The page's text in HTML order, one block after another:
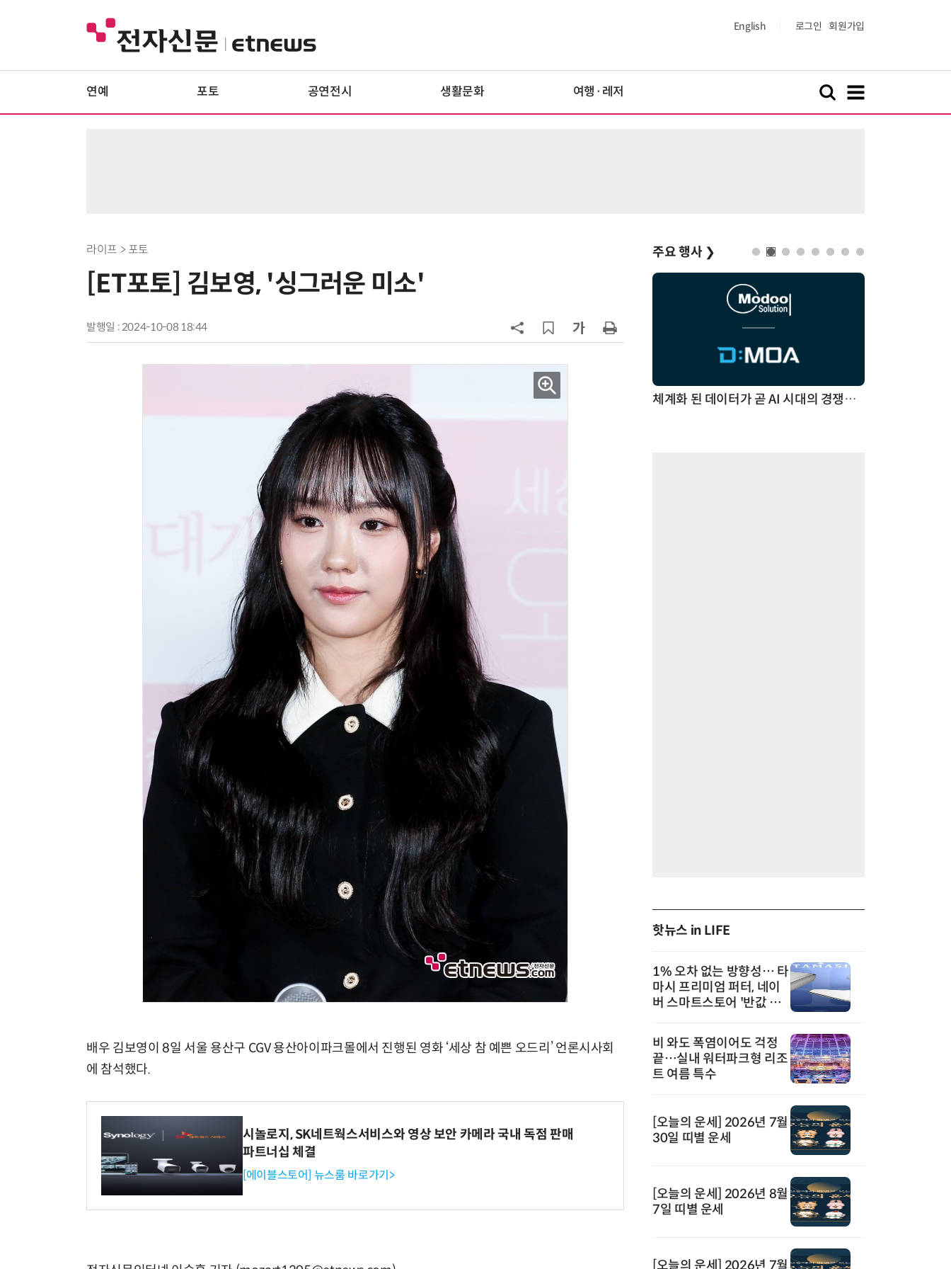
English 로그인 회원가입
연예 포토 공연전시 생활문화 여행·레저
라이프 > 포토
[ET포토] 김보영, '싱그러운 미소'
발행일 : 2024-10-08 18:44
배우 김보영이 8일 서울 용산구 CGV 용산아이파크몰에서 진행된 영화 ‘세상 참 예쁜 오드리’ 언론시사회
에 참석했다.
시놀로지, SK네트웍스서비스와 영상 보안 카메라 국내 독점 판매
파트너십 체결
[에이블스토어] 뉴스룸 바로가기>
주요 행사 ❯
AI Native Enterprise를 지원하는 AI Ready Data 플랫폼 활용 전략 체계화 된 데이터가 곧 AI 시대의 경쟁력이다
핫뉴스 in LIFE
1% 오차 없는 방향성… 타
마시 프리미엄 퍼터, 네이
버 스마트스토어 '반값 할
비 와도 폭염이어도 걱정
끝…실내 워터파크형 리조
트 여름 특수
[오늘의 운세] 2026년 7월
30일 띠별 운세
[오늘의 운세] 2026년 8월
7일 띠별 운세
[오늘의 운세] 2026년 7월